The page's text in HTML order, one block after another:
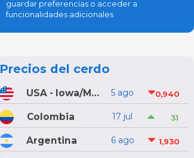
guardar preferencias o acceder a
funcionalidades adicionales
Precios del cerdo
USA - Iowa/Minnesota 5 ago 0,940
Colombia 17 jul 31
Argentina 6 ago 1,930